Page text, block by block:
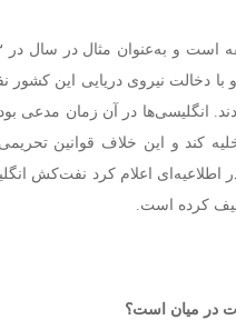
انگلیسی‌ها در آن زمان مدعی
کند و این خلاف قوانین تحریمی
۲۸ تیرماه ایران در اطلاعیه‌ای اعلام کرد
کرده است.
در میان است؟